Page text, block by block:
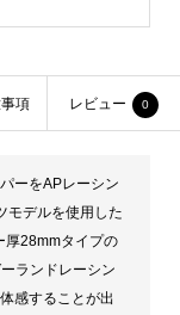
項 レビュー 0
ーをAPレーシン
モデルを使用した
厚28mmタイプの
ランドレーシン
感することが出